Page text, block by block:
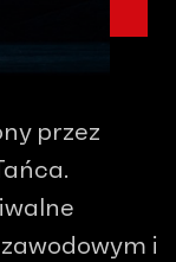
przez
i